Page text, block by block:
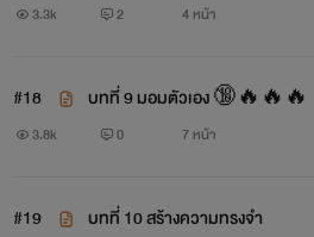
3.3k 2 4 หน้า
#18 บทที่ 9 มอมตัวเอง 🔞🔥🔥🔥
3.8k 0 7 หน้า
#19 บทที่ 10 สร้างความทรงจำ